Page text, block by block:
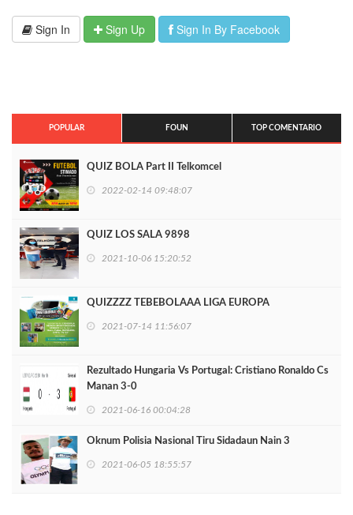
Sign In Sign Up Sign In By Facebook
POPULAR FOUN TOP COMENTARIO
QUIZ BOLA Part II Telkomcel
2022-02-14 09:48:07
QUIZ LOS SALA 9898
2021-10-06 15:20:52
QUIZZZZ TEBEBOLAAA LIGA EUROPA
2021-07-14 11:56:07
Rezultado Hungaria Vs Portugal: Cristiano Ronaldo Cs
Manan 3-0
2021-06-16 00:04:28
Oknum Polisia Nasional Tiru Sidadaun Nain 3
2021-06-05 18:55:57